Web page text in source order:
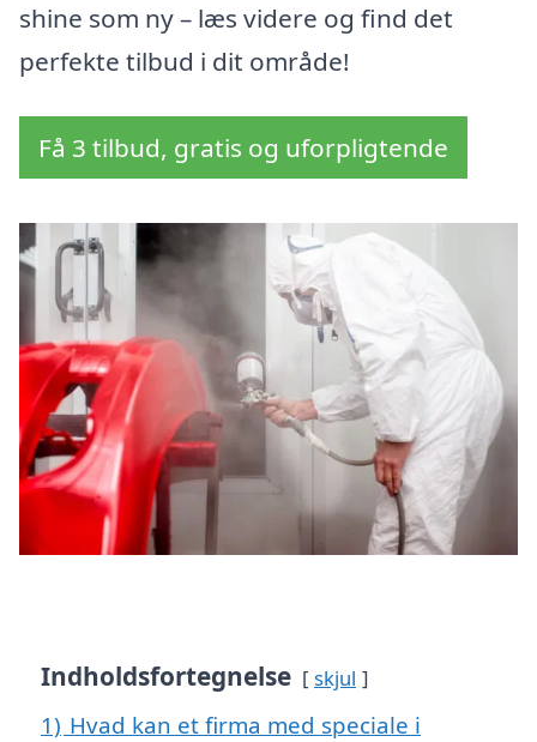
shine som ny – læs videre og find det
perfekte tilbud i dit område!
Få 3 tilbud, gratis og uforpligtende
Indholdsfortegnelse skjul
1) Hvad kan et firma med speciale i